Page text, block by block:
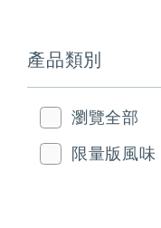
YOUR
RESULTS
BY:
產品類別
瀏覽全部
限量版風味